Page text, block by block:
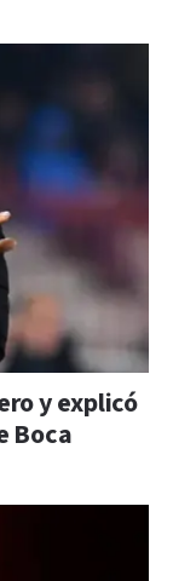
y explicó
Boca